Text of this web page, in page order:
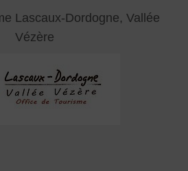
Lascaux-Dordogne, Vallée
Vézère